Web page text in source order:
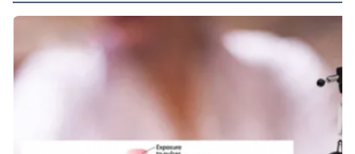
Q-Switch:
Style:
Stazionario
Rimozione dei vasi sanguigni, depilazione